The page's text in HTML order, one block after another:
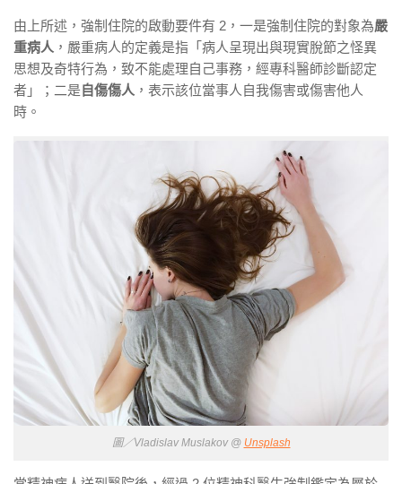
由上所述，強制住院的啟動要件有 2，一是強制住院的對象為嚴
重病人 ，嚴重病人的定義是指「病人呈現出與現實脫節之怪異
思想及奇特行為，致不能處理自己事務，經專科醫師診斷認定
者」；二是自傷傷人 ，表示該位當事人自我傷害或傷害他人
時。
圖／Vladislav Muslakov @ Unsplash